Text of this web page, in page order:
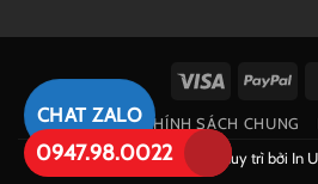
CHAT ZALO
0947.98.0022
Visa
GIỚI THIỆU CHÍNH SÁCH CHUNG
Phát triển và duy trì bởi In